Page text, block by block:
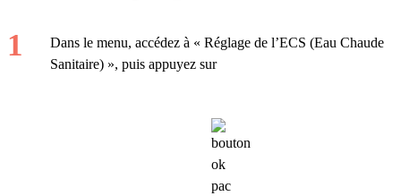
Dans le menu, accédez à « Réglage de l’ECS (Eau Chaude
Sanitaire) », puis appuyez sur